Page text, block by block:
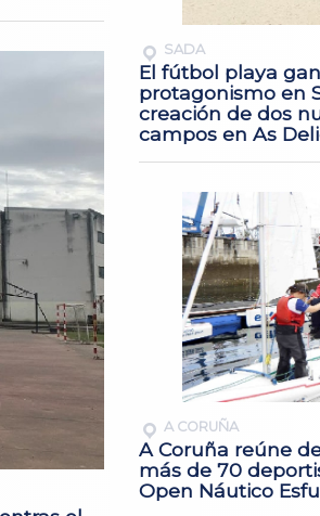
SADA
El fútbol playa
protagonismo en
creación de dos
campos en As
A CORUÑA
A Coruña reúne
más de 70
Open Náutico